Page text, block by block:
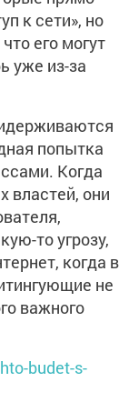
к сети», но
его могут
уже из-за
попытка
Когда
властей, они
то угрозу,
когда в
не
важного
budet-s-